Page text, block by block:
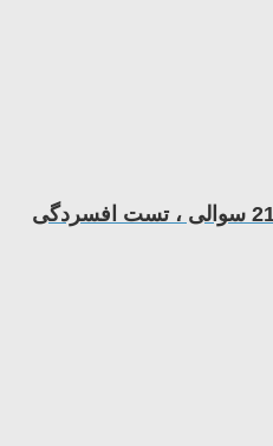
مقیاس افسردگی بک نسخه 21 سوالی ، تست افسردگی